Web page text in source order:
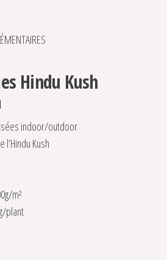
Hindu Kush
indoor/outdoor
Kush
m²
plant